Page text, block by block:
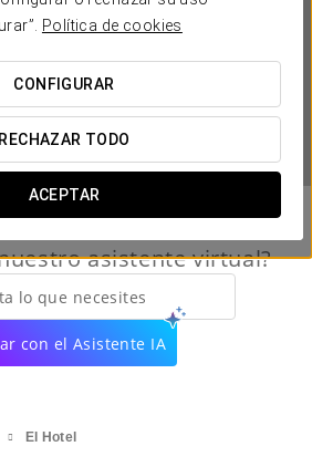
Política de cookies
CONFIGURAR
RECHAZAR TODO
ACEPTAR
IR?
asistente virtual?
lo que necesites
con el Asistente IA
El Hotel